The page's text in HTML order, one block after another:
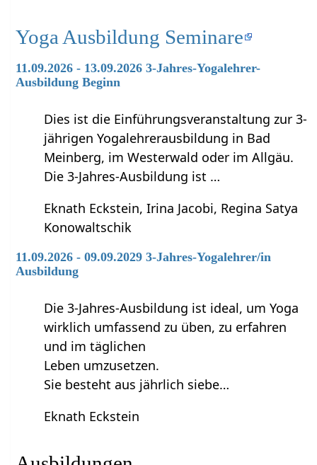
Yoga Ausbildung Seminare
11.09.2026 - 13.09.2026 3-Jahres-Yogalehrer-
Ausbildung Beginn
Dies ist die Einführungsveranstaltung zur 3-
jährigen Yogalehrerausbildung in Bad
Meinberg, im Westerwald oder im Allgäu.
Die 3-Jahres-Ausbildung ist …
Eknath Eckstein, Irina Jacobi, Regina Satya
Konowaltschik
11.09.2026 - 09.09.2029 3-Jahres-Yogalehrer/in
Ausbildung
Die 3-Jahres-Ausbildung ist ideal, um Yoga
wirklich umfassend zu üben, zu erfahren
und im täglichen
Leben umzusetzen.
Sie besteht aus jährlich siebe…
Eknath Eckstein